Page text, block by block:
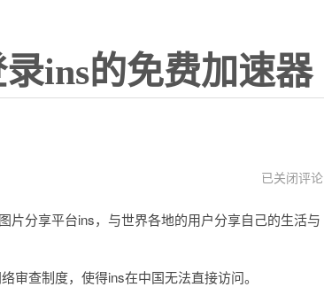
ins的免费加速器
国
样
已关闭评论
分享平台ins，与世界各地的用户分享自己的生活与
查制度，使得ins在中国无法直接访问。